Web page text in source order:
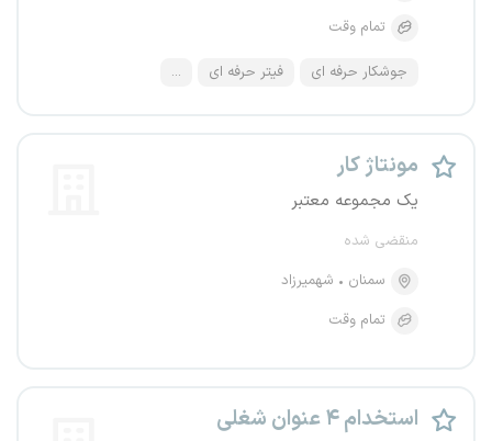
تمام وقت
جوشکار حرفه ای فیتر حرفه ای ...
مونتاژ کار
یک مجموعه معتبر
منقضی شده
سمنان
شهمیرزاد
تمام وقت
استخدام ۴ عنوان شغلی